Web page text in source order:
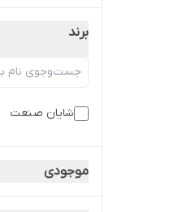
برند
شایان صنعت
موجودی